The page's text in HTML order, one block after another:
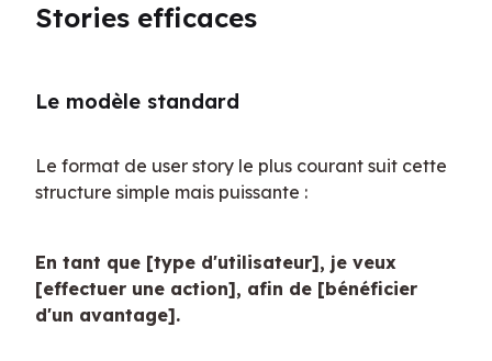
Stories efficaces
Le modèle standard
Le format de user story le plus courant suit cette
structure simple mais puissante :
En tant que [type d'utilisateur], je veux
[effectuer une action], afin de [bénéficier
d'un avantage].